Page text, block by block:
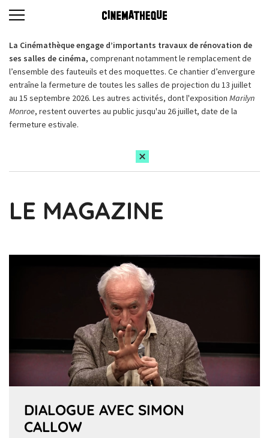
La Cinémathèque engage d’importants travaux de rénovation de
ses salles de cinéma, comprenant notamment le remplacement de
l’ensemble des fauteuils et des moquettes. Ce chantier d’envergure
entraîne la fermeture de toutes les salles de projection du 13 juillet
au 15 septembre 2026. Les autres activités, dont l'exposition Marilyn
Monroe, restent ouvertes au public jusqu'au 26 juillet, date de la
fermeture estivale.
LE MAGAZINE
DIALOGUE AVEC SIMON
CALLOW